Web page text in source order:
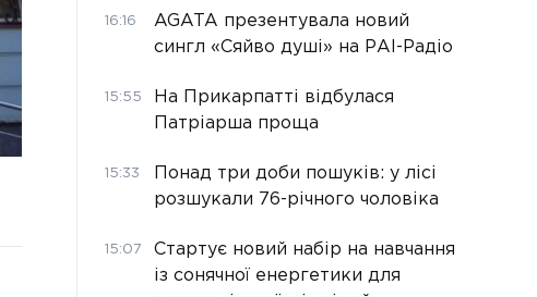
16:16
AGATA презентувала новий
сингл «Сяйво душі» на РАІ-Радіо
15:55
На Прикарпатті відбулася
Патріарша проща
15:33
Понад три доби пошуків: у лісі
розшукали 76-річного чоловіка
15:07
Стартує новий набір на навчання
із сонячної енергетики для